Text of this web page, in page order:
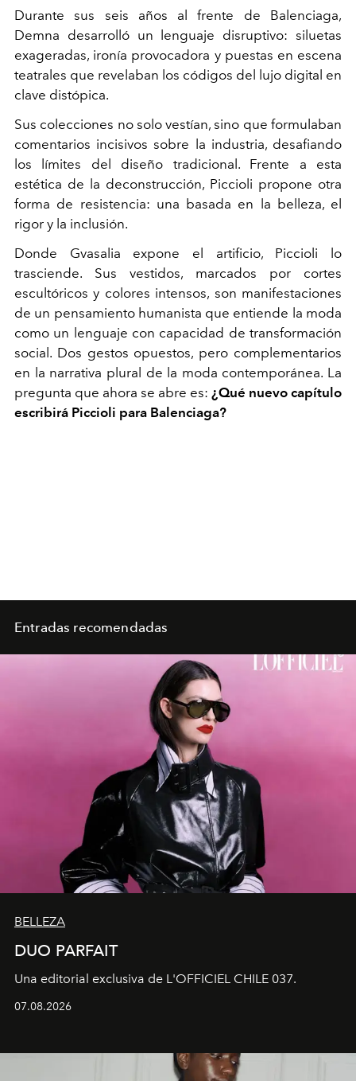
Durante sus seis años al frente de Balenciaga,
Demna desarrolló un lenguaje disruptivo: siluetas
exageradas, ironía provocadora y puestas en escena
teatrales que revelaban los códigos del lujo digital en
clave distópica.
Sus colecciones no solo vestían, sino que formulaban
comentarios incisivos sobre la industria, desafiando
los límites del diseño tradicional. Frente a esta
estética de la deconstrucción, Piccioli propone otra
forma de resistencia: una basada en la belleza, el
rigor y la inclusión.
Donde Gvasalia expone el artificio, Piccioli lo
trasciende. Sus vestidos, marcados por cortes
escultóricos y colores intensos, son manifestaciones
de un pensamiento humanista que entiende la moda
como un lenguaje con capacidad de transformación
social. Dos gestos opuestos, pero complementarios
en la narrativa plural de la moda contemporánea. La
pregunta que ahora se abre es: ¿Qué nuevo capítulo
escribirá Piccioli para Balenciaga?
Entradas recomendadas
BELLEZA
DUO PARFAIT
Una editorial exclusiva de L'OFFICIEL CHILE 037.
07.08.2026